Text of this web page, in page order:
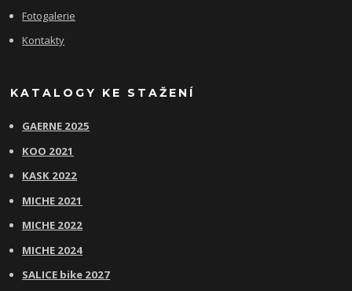
Fotogalerie
Kontakty
KATALOGY KE STAŽENÍ
GAERNE 2025
KOO 2021
KASK 2022
MICHE 2021
MICHE 2022
MICHE 2024
SALICE bike 2027